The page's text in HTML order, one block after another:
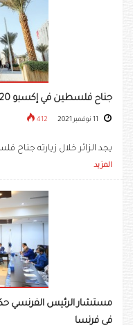
جناح فلسطين في إكسبو 2020 دبي يحاكي تجربة الحياة الفلسطينية
412
يجد الزائر خلال زيارته جناح
المزيد
مستشار الرئيس الفرنسي
في فرنسا